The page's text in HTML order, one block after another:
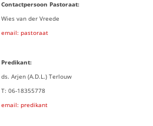
Contactpersoon Pastoraat:
Wies van der Vreede
email: pastoraat
Predikant:
ds. Arjen (A.D.L.) Terlouw
T: 06-18355778
email: predikant